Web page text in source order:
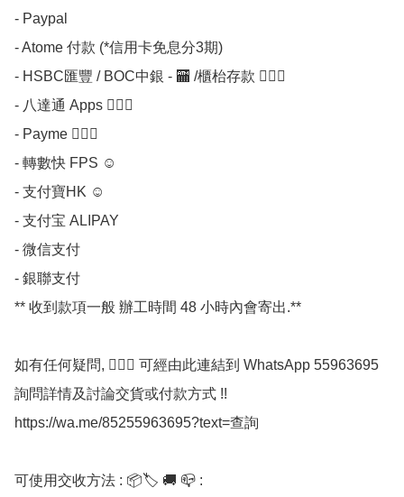
- Paypal
- Atome 付款 (*信用卡免息分3期)
- HSBC匯豐 / BOC中銀 - 🏧 /櫃枱存款 💁🏼‍♀
- 八達通 Apps 💁🏼‍♀
- Payme 💁🏼‍♀
- 轉數快 FPS ☺
- 支付寶HK ☺
- 支付宝 ALIPAY
- 微信支付
- 銀聯支付
** 收到款項一般 辦工時間 48 小時內會寄出.**
如有任何疑問, 💁🏼‍♀ 可經由此連結到 WhatsApp 55963695
詢問詳情及討論交貨或付款方式 !!
https://wa.me/85255963695?text=查詢
可使用交收方法 : 📦🏷 🚚 📪 :